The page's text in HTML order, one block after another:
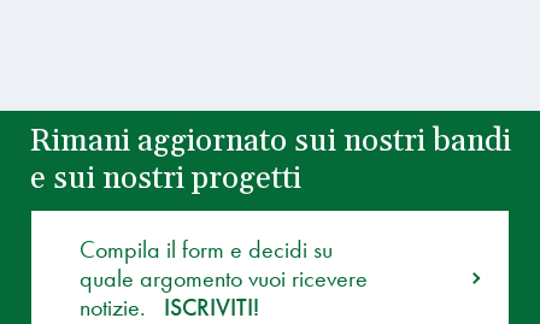
Rimani aggiornato sui nostri bandi
e sui nostri progetti
Compila il form e decidi su
quale argomento vuoi ricevere
notizie.
ISCRIVITI!